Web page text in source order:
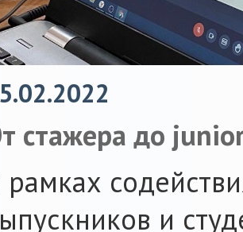
стажера до
рамках
и